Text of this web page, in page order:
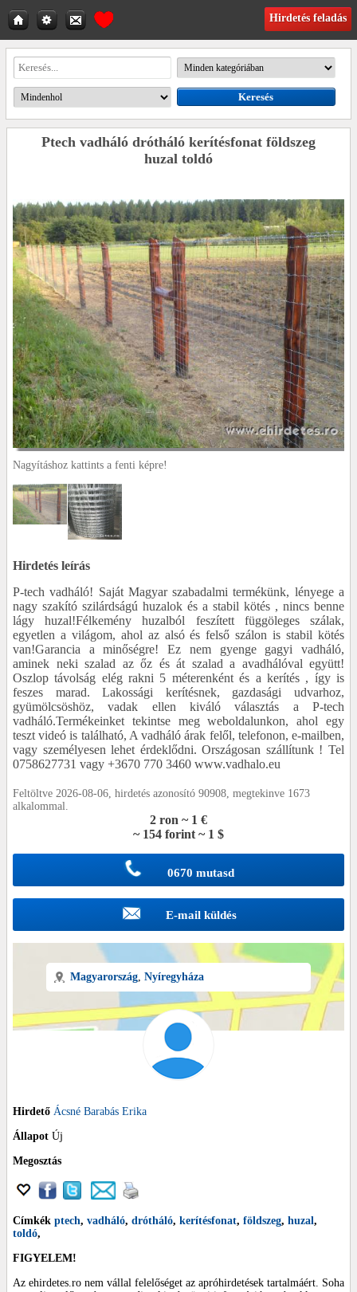
Hirdetés feladás
Ptech vadháló drótháló kerítésfonat földszeg
huzal toldó
Nagyításhoz kattints a fenti képre!
Hirdetés leírás
P-tech vadháló! Saját Magyar szabadalmi termékünk, lényege a
nagy szakító szilárdságú huzalok és a stabil kötés , nincs benne
lágy huzal!Félkemény huzalból feszített függöleges szálak,
egyetlen a világom, ahol az alsó és felső szálon is stabil kötés
van!Garancia a minőségre! Ez nem gyenge gagyi vadháló,
aminek neki szalad az őz és át szalad a avadhálóval együtt!
Oszlop távolság elég rakni 5 méterenként és a kerítés , így is
feszes marad. Lakossági kerítésnek, gazdasági udvarhoz,
gyümölcsöshöz, vadak ellen kiváló választás a P-tech
vadháló.Termékeinket tekintse meg weboldalunkon, ahol egy
teszt videó is található, A vadháló árak felől, telefonon, e-mailben,
vagy személyesen lehet érdeklődni. Országosan szállítunk ! Tel
0758627731 vagy +3670 770 3460 www.vadhalo.eu
Feltöltve 2026-08-06, hirdetés azonosító 90908, megtekinve 1673
alkalommal.
2 ron ~ 1 €
~ 154 forint ~ 1 $
0670 mutasd
E-mail küldés
Magyarország, Nyíregyháza
Hirdető Ácsné Barabás Erika
Állapot Új
Megosztás
Címkék ptech, vadháló, drótháló, kerítésfonat, földszeg, huzal,
toldó,
FIGYELEM!
Az ehirdetes.ro nem vállal felelőséget az apróhirdetések tartalmáért. Soha